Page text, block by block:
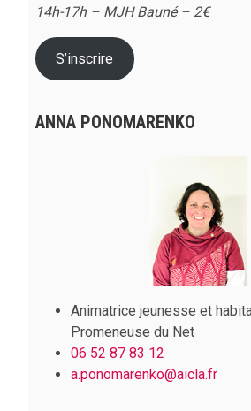
14h-17h – MJH Bauné – 2€
S’inscrire
ANNA PONOMARENKO
Animatrice jeunesse et
Promeneuse du Net
06 52 87 83 12
a.ponomarenko@aicla.fr